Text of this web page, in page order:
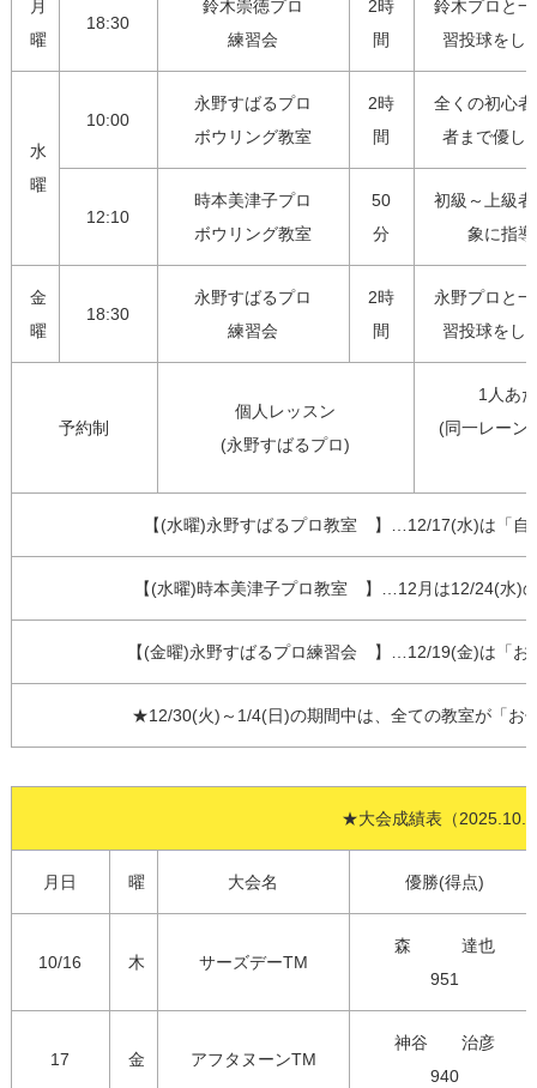
月
曜
18:30
鈴木崇徳プロ
練習会
2時
間
鈴木プロと
習投球をし
水
曜
10:00
永野すばるプロ
ボウリング教室
2時
間
全くの初心
者まで優し
12:10
時本美津子プロ
ボウリング教室
50
分
初級～上級
象に指
金
曜
18:30
永野すばるプロ
練習会
2時
間
永野プロと
習投球をし
予約制
個人レッスン
(永野すばるプロ)
1人あ
(同一レーン
【(水曜)永野すばるプロ教室　】…12/17(水)は「自
【(水曜)時本美津子プロ教室　】…12月は12/24(水)
【(金曜)永野すばるプロ練習会　】…12/19(金)は「お
★12/30(火)～1/4(日)の期間中は、全ての教室が「お
★大会成績表（
月日 曜 大会名 優勝(得点)
10/16 木 サーズデーTM
森　　　達也
951
17 金 アフタヌーンTM
神谷　　治彦
940